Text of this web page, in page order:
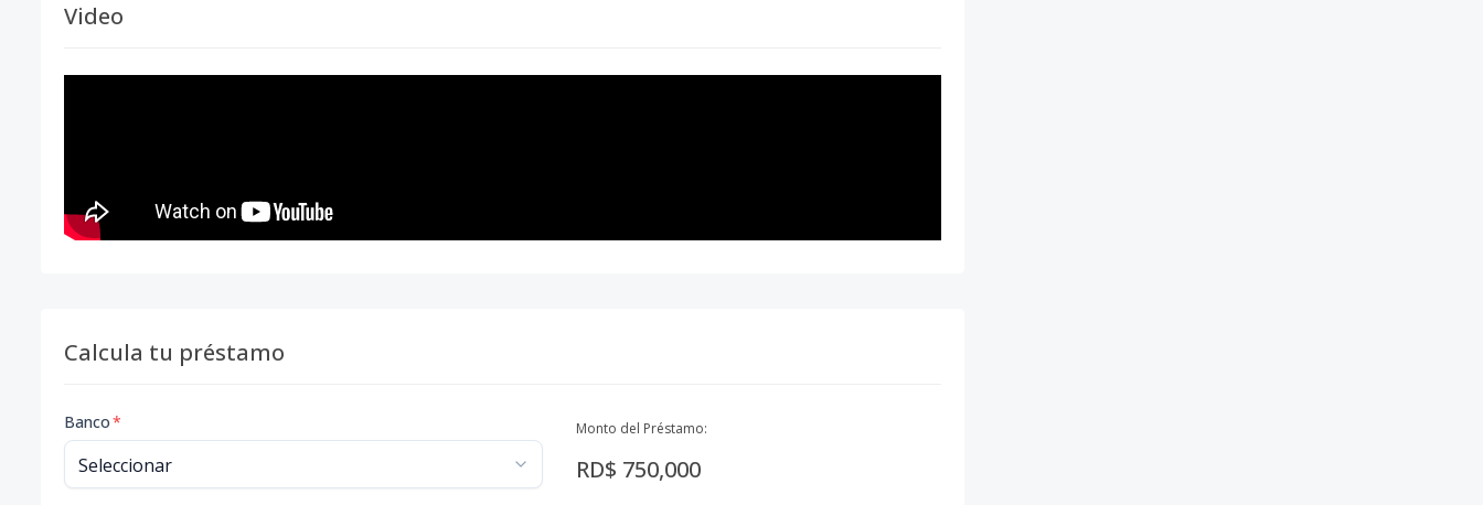
Video
Calcula tu préstamo
Banco* Monto del Préstamo:
RD$ 750,000